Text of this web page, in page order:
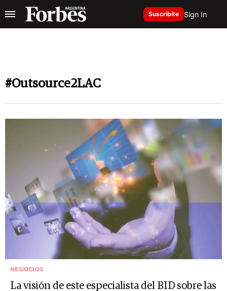
Suscribite Sign In
#Outsource2LAC
NEGOCIOS
La visión de este especialista del BID sobre las